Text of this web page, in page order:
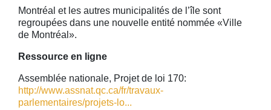
Montréal et les autres municipalités de l’île sont
regroupées dans une nouvelle entité nommée «Ville
de Montréal».
Ressource en ligne
Assemblée nationale, Projet de loi 170:
http://www.assnat.qc.ca/fr/travaux-
parlementaires/projets-lo...